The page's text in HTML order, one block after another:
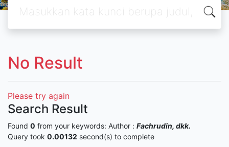
No Result
Please try again
Search Result
Found 0 from your keywords: Author : Fachrudin, dkk.
Query took 0.00132 second(s) to complete